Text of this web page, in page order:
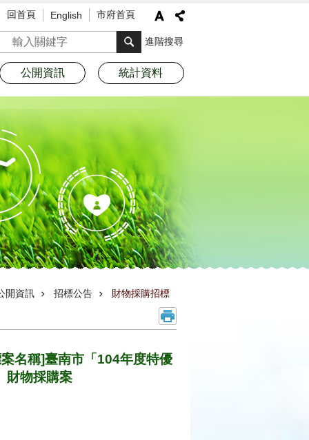
回首頁 English 市府首頁
搜尋 進階搜尋
公開資訊 統計資料
開資訊 招標公告 財物採購招標
名稱]臺南市「104年度特優
財物採購案